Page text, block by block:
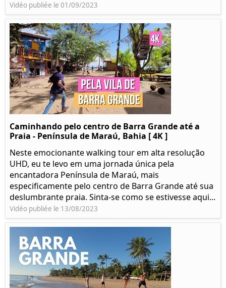
Vidéo publiée le 01/09/2023
Caminhando pelo centro de Barra Grande até a
Praia - Península de Maraú, Bahia [ 4K ]
Neste emocionante walking tour em alta resolução
UHD, eu te levo em uma jornada única pela
encantadora Península de Maraú, mais
especificamente pelo centro de Barra Grande até sua
deslumbrante praia. Sinta-se como se estivesse aqui...
Vidéo publiée le 13/08/2023